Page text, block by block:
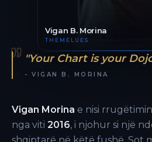
Vigan B. Morina
THEMELUES
"Your Chart is your
- VIGAN B. MORINA
Vigan Morina e nisi
nga viti 2016, i njohur si një